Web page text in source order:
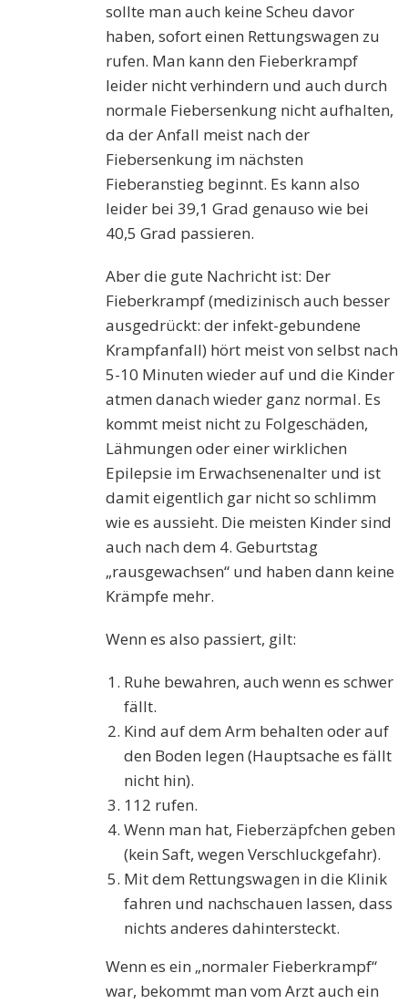
sollte man auch keine Scheu davor
haben, sofort einen Rettungswagen zu
rufen. Man kann den Fieberkrampf
leider nicht verhindern und auch durch
normale Fiebersenkung nicht aufhalten,
da der Anfall meist nach der
Fiebersenkung im nächsten
Fieberanstieg beginnt. Es kann also
leider bei 39,1 Grad genauso wie bei
40,5 Grad passieren.
Aber die gute Nachricht ist: Der
Fieberkrampf (medizinisch auch besser
ausgedrückt: der infekt-gebundene
Krampfanfall) hört meist von selbst nach
5-10 Minuten wieder auf und die Kinder
atmen danach wieder ganz normal. Es
kommt meist nicht zu Folgeschäden,
Lähmungen oder einer wirklichen
Epilepsie im Erwachsenenalter und ist
damit eigentlich gar nicht so schlimm
wie es aussieht. Die meisten Kinder sind
auch nach dem 4. Geburtstag
„rausgewachsen“ und haben dann keine
Krämpfe mehr.
Wenn es also passiert, gilt:
Ruhe bewahren, auch wenn es schwer
fällt.
Kind auf dem Arm behalten oder auf
den Boden legen (Hauptsache es fällt
nicht hin).
112 rufen.
Wenn man hat, Fieberzäpfchen geben
(kein Saft, wegen Verschluckgefahr).
Mit dem Rettungswagen in die Klinik
fahren und nachschauen lassen, dass
nichts anderes dahintersteckt.
Wenn es ein „normaler Fieberkrampf“
war, bekommt man vom Arzt auch ein